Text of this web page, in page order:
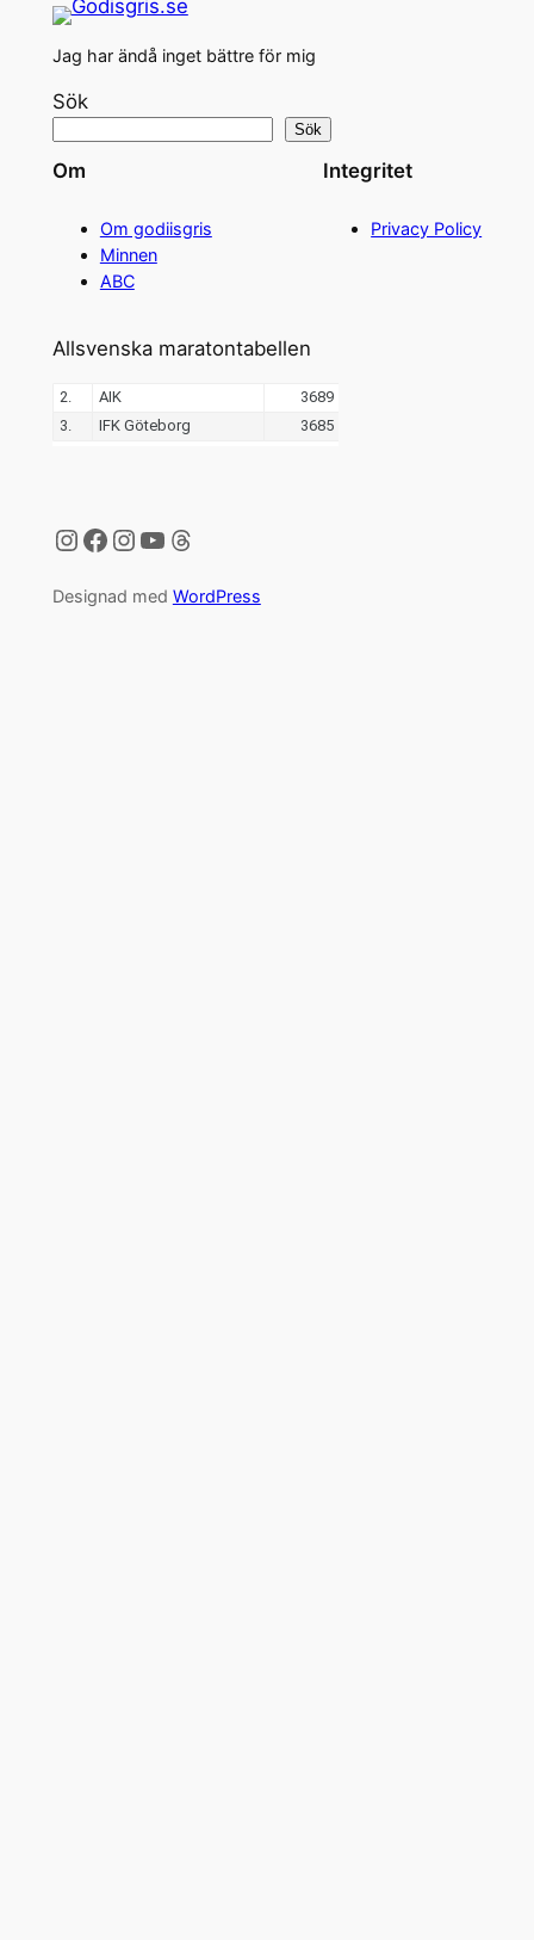
Jag har ändå inget bättre för mig
Sök
Sök
Om
Om godiisgris
Minnen
ABC
Integritet
Privacy Policy
Allsvenska maratontabellen
Instagram
Facebook
Instagram
YouTube
Threads
Designad med WordPress